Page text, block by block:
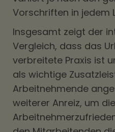
Vorschriften in jedem
Insgesamt zeigt der
Vergleich, dass das
verbreitete Praxis ist
als wichtige
Arbeitnehmende
weiterer Anreiz, um die